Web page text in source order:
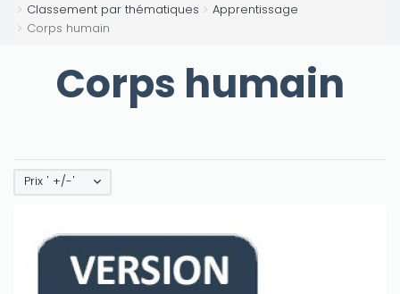
Classement par thématiques
Apprentissage
Corps humain
Corps humain
Prix ' +/-'